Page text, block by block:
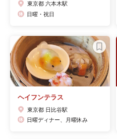
東京都 六本木駅
日曜・祝日
ヘイフンテラス
東京都 日比谷駅
日曜ディナー、月曜休み